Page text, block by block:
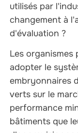
utilisés par
changement à
d'évaluation ?
Les organismes
adopter le
embryonnaires
verts sur le
performance
bâtiments que